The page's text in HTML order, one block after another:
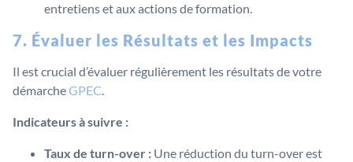
entretiens et aux actions de formation.
7. Évaluer les Résultats et les Impacts
Il est crucial d’évaluer régulièrement les résultats de votre
démarcheGPEC.
Indicateurs à suivre :
Taux de turn-over : Une réduction du turn-over est